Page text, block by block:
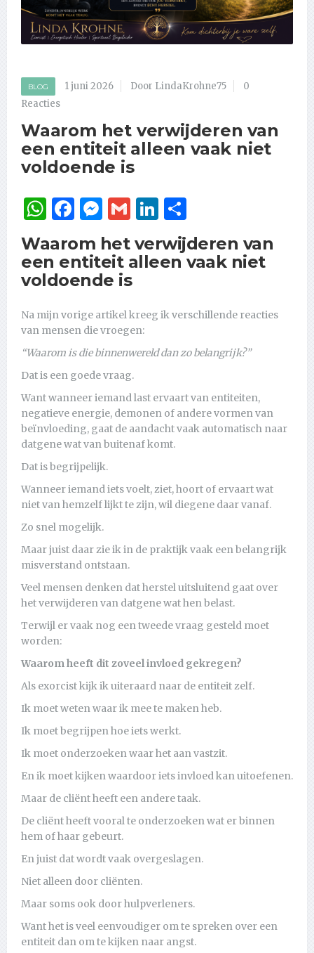
BLOG 1 juni 2026 Door LindaKrohne75
0
Reacties
Waarom het verwijderen van
een entiteit alleen vaak niet
voldoende is
WhatsApp
Facebook
Messenger
GmailLinkedIn
Waarom het verwijderen van
een entiteit alleen vaak niet
voldoende is
Na mijn vorige artikel kreeg ik verschillende reacties
van mensen die vroegen:
“Waarom is die binnenwereld dan zo belangrijk?”
Dat is een goede vraag.
Want wanneer iemand last ervaart van entiteiten,
negatieve energie, demonen of andere vormen van
beïnvloeding, gaat de aandacht vaak automatisch naar
datgene wat van buitenaf komt.
Dat is begrijpelijk.
Wanneer iemand iets voelt, ziet, hoort of ervaart wat
niet van hemzelf lijkt te zijn, wil diegene daar vanaf.
Zo snel mogelijk.
Maar juist daar zie ik in de praktijk vaak een belangrijk
misverstand ontstaan.
Veel mensen denken dat herstel uitsluitend gaat over
het verwijderen van datgene wat hen belast.
Terwijl er vaak nog een tweede vraag gesteld moet
worden:
Waarom heeft dit zoveel invloed gekregen?
Als exorcist kijk ik uiteraard naar de entiteit zelf.
Ik moet weten waar ik mee te maken heb.
Ik moet begrijpen hoe iets werkt.
Ik moet onderzoeken waar het aan vastzit.
En ik moet kijken waardoor iets invloed kan uitoefenen.
Maar de cliënt heeft een andere taak.
De cliënt heeft vooral te onderzoeken wat er binnen
hem of haar gebeurt.
En juist dat wordt vaak overgeslagen.
Niet alleen door cliënten.
Maar soms ook door hulpverleners.
Want het is veel eenvoudiger om te spreken over een
entiteit dan om te kijken naar angst.